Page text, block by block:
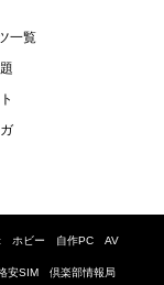
一覧
ホビー 自作PC AV
安SIM 倶楽部情報局